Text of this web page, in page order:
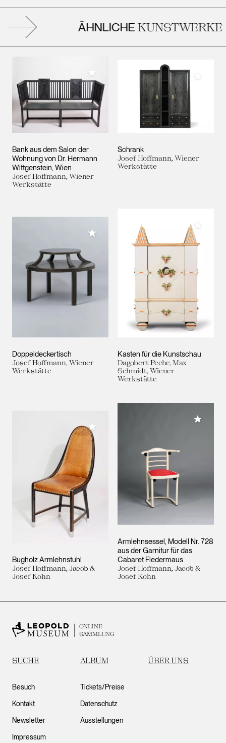
ÄHNLICHEKUNSTWERKE
Bank aus dem Salon der
Wohnung von Dr. Hermann
Wittgenstein, Wien
Josef Hoffmann, Wiener
Werkstätte
Meiner Sammlung hinzufügen
Schrank
Josef Hoffmann, Wiener
Werkstätte
Doppeldeckertisch
Josef Hoffmann, Wiener
Werkstätte
Meiner Sammlung hinzufügen
Kasten für die Kunstschau
Dagobert Peche, Max
Schmidt, Wiener
Werkstätte
Bugholz Armlehnstuhl
Josef Hoffmann, Jacob &
Josef Kohn
Meiner Sammlung hinzufügen
Armlehnsessel, Modell Nr. 728
aus der Garnitur für das
Cabaret Fledermaus
Josef Hoffmann, Jacob &
Josef Kohn
Meiner
ONLINE
SAMMLUNG
SUCHE ALBUM ÜBER UNS
Besuch
Kontakt
Newsletter
Impressum
Tickets/Preise
Datenschutz
Ausstellungen